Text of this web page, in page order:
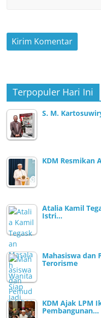
Terpopuler Hari Ini
S. M.
KDM Resmikan
Atalia Kamil
Istri…
Mahasiswa dan
Terorisme
KDM Ajak LPM
Pembangunan…